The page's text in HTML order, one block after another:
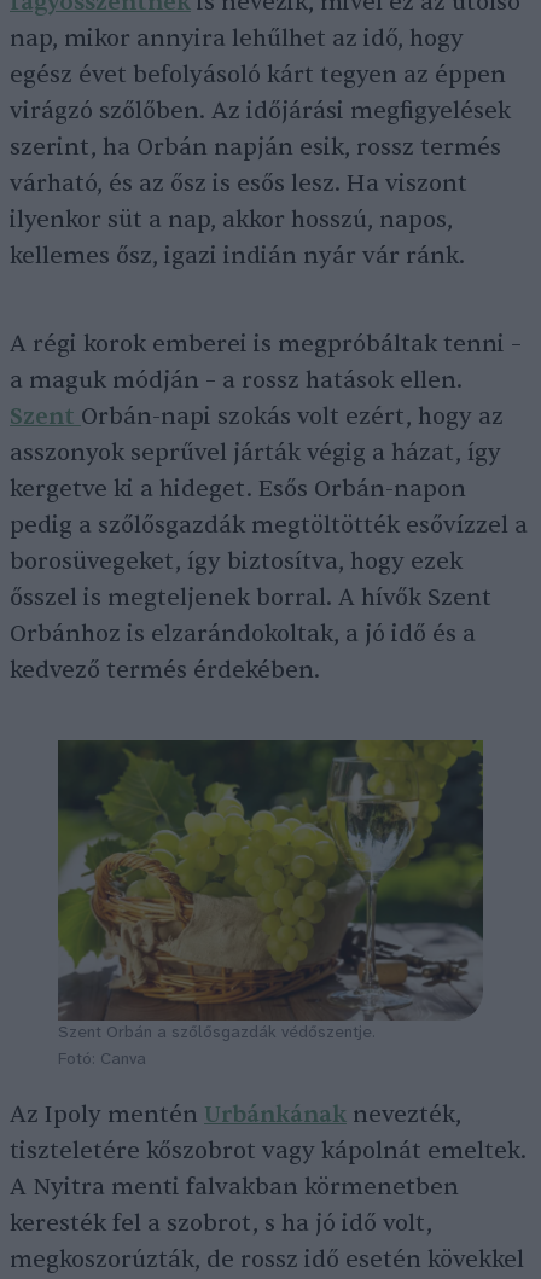
nap, mikor annyira lehűlhet az idő, hogy
egész évet befolyásoló kárt tegyen az éppen
virágzó szőlőben. Az időjárási megfigyelések
szerint, ha Orbán napján esik, rossz termés
várható, és az ősz is esős lesz. Ha viszont
ilyenkor süt a nap, akkor hosszú, napos,
kellemes ősz, igazi indián nyár vár ránk.
A régi korok emberei is megpróbáltak tenni –
a maguk módján – a rossz hatások ellen.
Szent Orbán-napi szokás volt ezért, hogy az
asszonyok seprűvel járták végig a házat, így
kergetve ki a hideget. Esős Orbán-napon
pedig a szőlősgazdák megtöltötték esővízzel a
borosüvegeket, így biztosítva, hogy ezek
ősszel is megteljenek borral. A hívők Szent
Orbánhoz is elzarándokoltak, a jó idő és a
kedvező termés érdekében.
Szent Orbán a szőlősgazdák védőszentje.
Fotó: Canva
Az Ipoly mentén Urbánkának nevezték,
tiszteletére kőszobrot vagy kápolnát emeltek.
A Nyitra menti falvakban körmenetben
keresték fel a szobrot, s ha jó idő volt,
megkoszorúzták, de rossz idő esetén kövekkel